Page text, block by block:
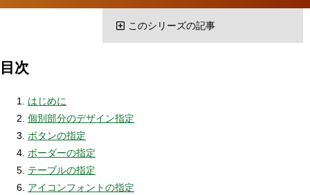
このシリーズの記事
目次
はじめに
個別部分のデザイン指定
ボタンの指定
ボーダーの指定
テーブルの指定
アイコンフォントの指定